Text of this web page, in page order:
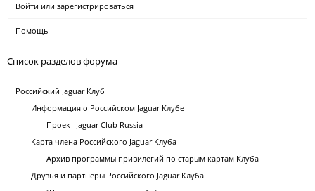
Войти или зарегистрироваться
Помощь
Список разделов форума
Российский Jaguar Клуб
Информация о Российском Jaguar Клубе
Проект Jaguar Club Russia
Карта члена Российского Jaguar Клуба
Архив программы привилегий по старым картам Клуба
Друзья и партнеры Российского Jaguar Клуба